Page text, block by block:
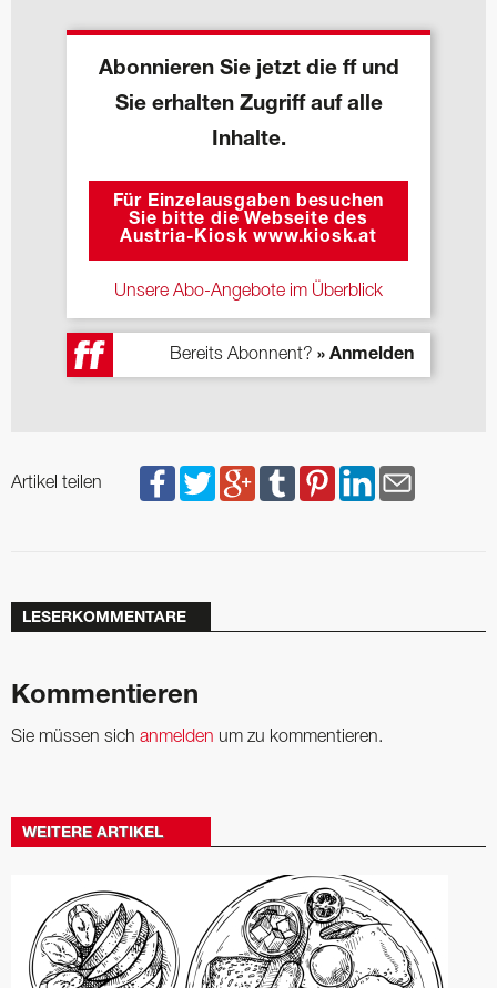
Abonnieren Sie jetzt die ff und
Sie erhalten Zugriff auf alle
Inhalte.
Für Einzelausgaben besuchen
Sie bitte die Webseite des
Austria-Kiosk www.kiosk.at
Unsere Abo-Angebote im Überblick
Bereits Abonnent? » Anmelden
Artikel teilen
LESERKOMMENTARE
Kommentieren
Sie müssen sich anmelden um zu kommentieren.
WEITERE ARTIKEL